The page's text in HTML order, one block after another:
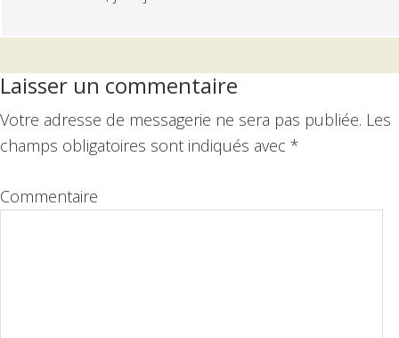
Laisser un commentaire
Votre adresse de messagerie ne sera pas publiée. Les
champs obligatoires sont indiqués avec *
Commentaire